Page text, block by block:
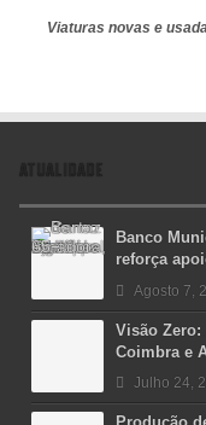
Viaturas novas e
ATUALIDADE
Banco
reforça
Agosto 7,
Visão
Coimbra e
Julho 24,